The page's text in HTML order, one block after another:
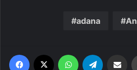
adana
Facebook WhatsApp